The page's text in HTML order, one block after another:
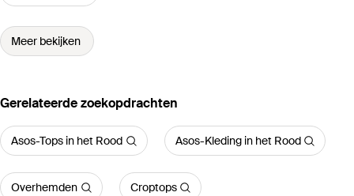
Meer bekijken
Gerelateerde zoekopdrachten
Asos-Tops in het Rood Asos-Kleding in het Rood
Overhemden Croptops